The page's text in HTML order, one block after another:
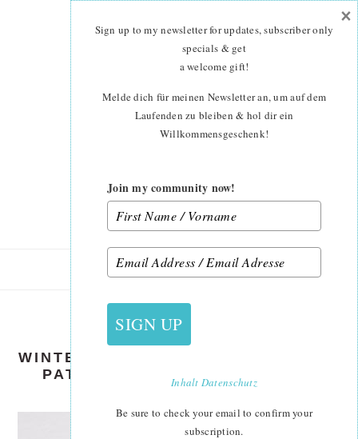
WINTER STARS PILLOW MINI QUILT
PATTERN – CHRISTMAS QUILT
PATTERN
Sign up to my newsletter for updates, subscriber only
specials & get
a welcome gift!
Melde dich für meinen Newsletter an, um auf dem
Laufenden zu bleiben & hol dir ein
Willkommensgeschenk!
Join my community now!
SIGN UP
Inhalt Datenschutz
Be sure to check your email to confirm your
subscription.
×